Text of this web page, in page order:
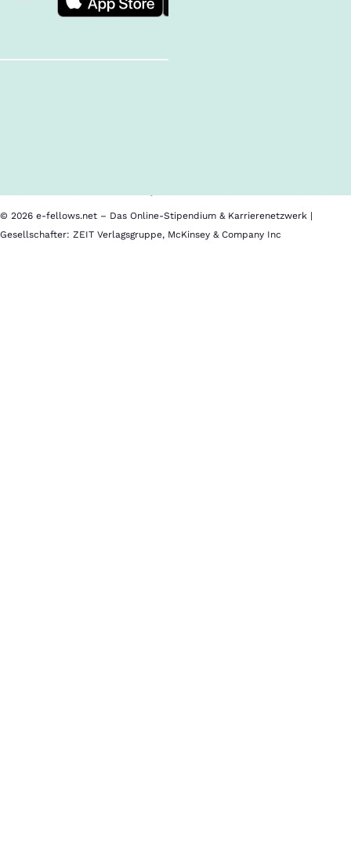
© 2026 e-fellows.net – Das Online-Stipendium & Karrierenetzwerk |
Gesellschafter: ZEIT Verlagsgruppe, McKinsey & Company Inc